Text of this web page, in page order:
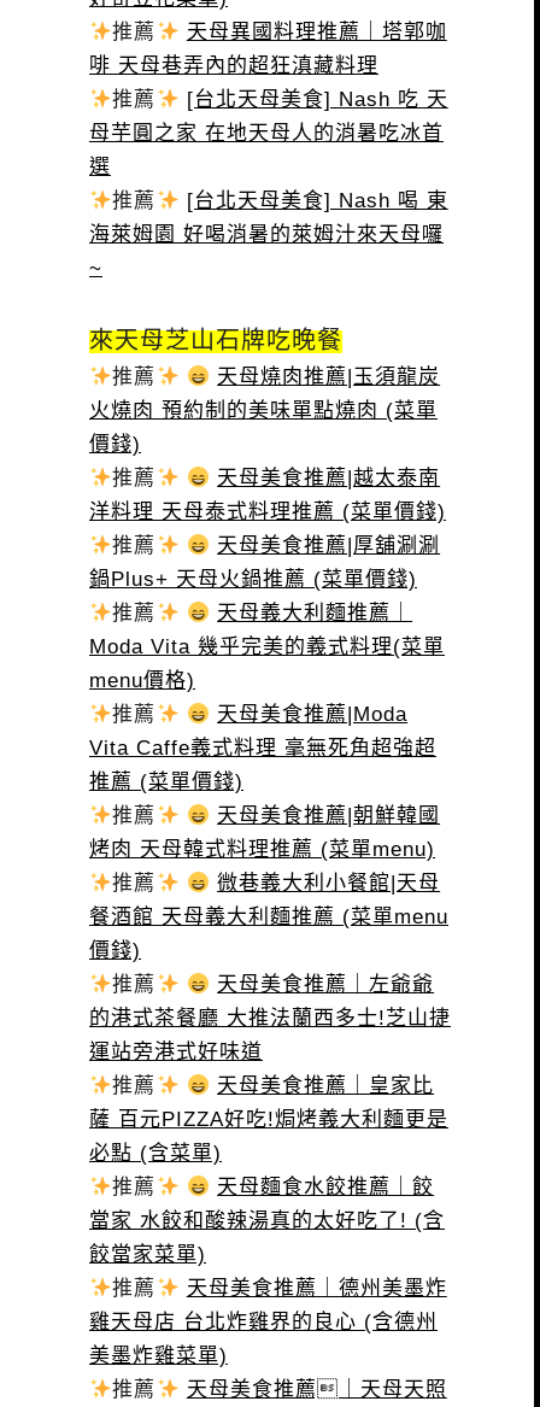
推薦
天母異國料理推薦｜塔郭咖
啡 天母巷弄內的超狂滇藏料理
推薦
[台北天母美食] Nash 吃 天
母芋圓之家 在地天母人的消暑吃冰首
選
推薦
[台北天母美食] Nash 喝 東
海萊姆園 好喝消暑的萊姆汁來天母囉
~
來天母芝山石牌吃晚餐
推薦
天母燒肉推薦|玉須龍炭
火燒肉 預約制的美味單點燒肉 (菜單
價錢)
推薦
天母美食推薦|越太泰南
洋料理 天母泰式料理推薦 (菜單價錢)
推薦
天母美食推薦|厚舖涮涮
鍋Plus+ 天母火鍋推薦 (菜單價錢)
推薦
天母義大利麵推薦｜
Moda Vita 幾乎完美的義式料理(菜單
menu價格)
推薦
天母美食推薦|Moda
Vita Caffe義式料理 毫無死角超強超
推薦 (菜單價錢)
推薦
天母美食推薦|朝鮮韓國
烤肉 天母韓式料理推薦 (菜單menu)
推薦
微巷義大利小餐館|天母
餐酒館 天母義大利麵推薦 (菜單menu
價錢)
推薦
天母美食推薦｜左爺爺
的港式茶餐廳 大推法蘭西多士!芝山捷
運站旁港式好味道
推薦
天母美食推薦｜皇家比
薩 百元PIZZA好吃!焗烤義大利麵更是
必點 (含菜單)
推薦
天母麵食水餃推薦｜餃
當家 水餃和酸辣湯真的太好吃了! (含
餃當家菜單)
推薦
天母美食推薦｜德州美墨炸
雞天母店 台北炸雞界的良心 (含德州
美墨炸雞菜單)
推薦
天母美食推薦｜天母天照